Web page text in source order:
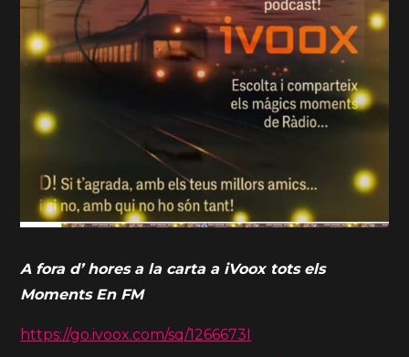
A fora d’ hores a la carta a iVoox tots els
Moments En FM
https://go.ivoox.com/sq/1266673I